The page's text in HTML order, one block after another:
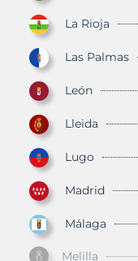
La Rioja
Las Palmas
León
Lleida
Lugo
Madrid
Málaga
Melilla